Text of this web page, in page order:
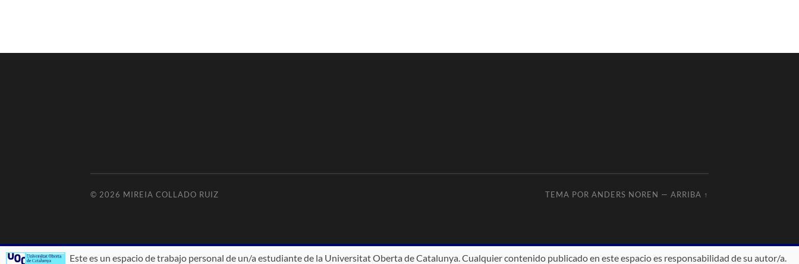
© 2026 MIREIA COLLADO RUIZ TEMA POR ANDERS NOREN — ARRIBA ↑
Este es un espacio de trabajo personal de un/a estudiante de la Universitat Oberta de Catalunya. Cualquier contenido publicado en este espacio es responsabilidad de su autor/a.